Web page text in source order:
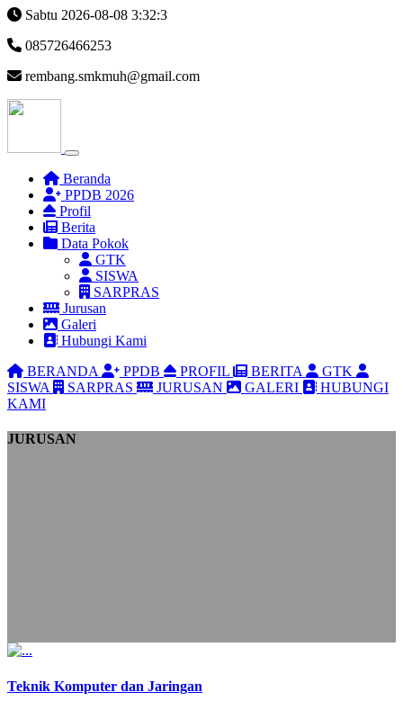
Sabtu 2026-08-08 3:32:3
085726466253
rembang.smkmuh@gmail.com
Beranda
PPDB 2026
Profil
Berita
Data Pokok
GTK
SISWA
SARPRAS
Jurusan
Galeri
Hubungi Kami
BERANDA
PPDB PROFIL BERITA
GTK
SISWA
SARPRAS JURUSAN GALERI
HUBUNGI
KAMI
JURUSAN
Teknik Komputer dan Jaringan